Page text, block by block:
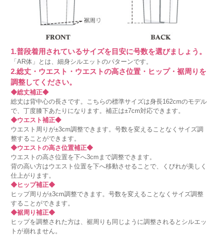
1.普段着用されているサイズを目安に号数を選びましょう。
「AR体」とは、細身シルエットのパターンです。
2.総丈・ウエスト・ウエストの高さ位置・ヒップ・裾周りを
調整してください。
◆総丈補正◆
総丈は背中心の長さです。こちらの標準サイズは身長162cmのモデル
で、丁度膝下あたりになります。補正は±7cm対応できます。
◆ウエスト補正◆
ウエスト周りが±3cm調整できます。号数を変えることなくサイズ調
整することができます。
◆ウエストの高さ位置補正◆
ウエストの高さ位置を下へ3cmまで調整できます。
背の高い方はウエスト位置を下へ移動させることで、くびれが美しく
仕上がります。
◆ヒップ補正◆
ヒップ周りが±3cm調整できます。号数を変えることなくサイズ調整
することができます。
◆裾周り補正◆
ヒップを調整された方は、裾周りも同じように調整されるとシルエッ
トが崩れません。